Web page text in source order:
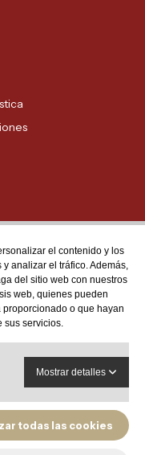
70
28 28
61
el contenido y los
analizar el tráfico. Además,
del sitio web con nuestros
web, quienes pueden
o que hayan
sus servicios.
Mostrar detalles
todas las cookies